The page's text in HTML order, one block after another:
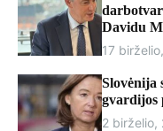
Davidu
17
Slovėnija
gvardijos
2 birželio,